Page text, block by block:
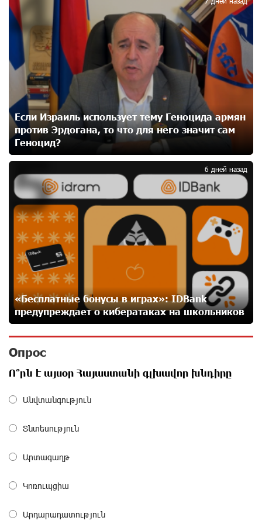
Москва–Баку: есть разногласия, но связи
сохраняются. А мы что делаем?
23 дней назад
День благодарности клиентам в Ванадзоре: IDBank
24 дней назад
Пашинян замотивирован уничтожить Армению․
26 дней назад
«Мой лес Армения» — бенефициар инициативы
«Сила одного драма» в июле
27 дней назад
Станьте акционером Юнибанка и воспользуйтесь
выгодным инвестиционным предложением
27 дней назад
сотрудничестве с Конверс МСБ
Карапетян
Зачем Пашинян полетел в Россию?․ Аршак
Карапетян
Если Израиль использует тему Геноцида армян
против Эрдогана, то что для него значит сам
Геноцид?
«Бесплатные бонусы в играх»: IDBank
предупреждает о кибератаках на школьников
6 дней назад
5
Опрос
Ո՞րն է այսօր Հայաստանի գլխավոր խնդիրը
Անվտանգություն
Տնտեսություն
Արտագաղթ
Կոռուպցիա
Արդարադատություն